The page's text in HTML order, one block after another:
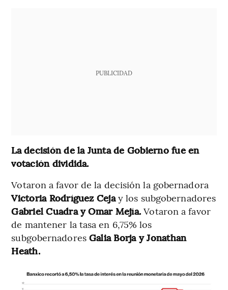
PUBLICIDAD
La decisión de la Junta de Gobierno fue en
votación dividida.
Votaron a favor de la decisión la gobernadora
Victoria Rodríguez Cejay los subgobernadores
Gabriel Cuadra y Omar Mejía.Votaron a favor
de mantener la tasa en 6,75% los
subgobernadores Galia Borja y Jonathan
Heath.